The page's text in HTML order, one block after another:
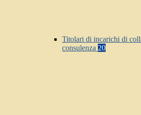
Titolari di incarichi di
consulenza 20